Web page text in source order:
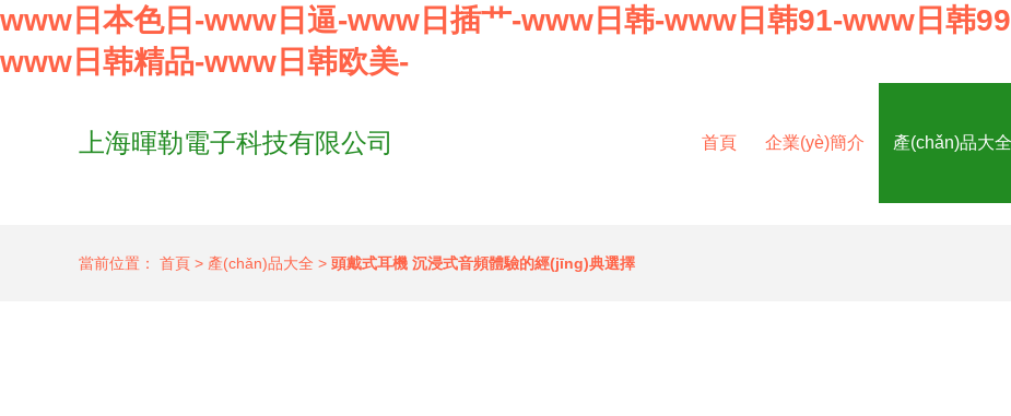
www日本色日-www日逼-www日插艹-www日韩-www日韩91-www日韩
www日韩精品-www日韩欧美-
上海暉勒電子科技有限公司 首頁 企業(yè)簡介 產(chǎn)品大全
當前位置： 首頁 > 產(chǎn)品大全 > 頭戴式耳機 沉浸式音頻體驗的經(jīng)典選擇